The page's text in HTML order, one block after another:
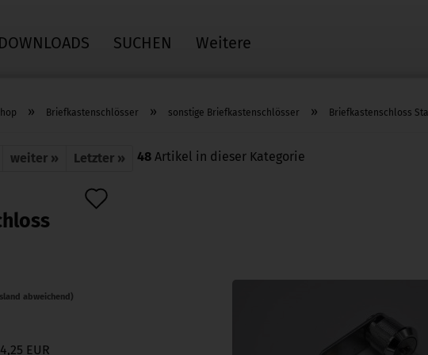
DOWNLOADS SUCHEN Weitere
» Briefkastenschlösser » sonstige Briefkastenschlösser » Briefkastenschloss
weiter » Letzter » 48 Artikel in dieser Kategorie
abweichend)
EUR